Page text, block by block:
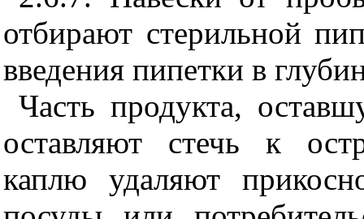
отбирают стерильной
введения пипетки в
Часть продукта,
оставляют стечь к
каплю удаляют